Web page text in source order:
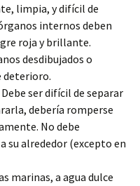
limpia, y difícil de
internos deben
roja y brillante.
desdibujados o
deterioro.
Debe ser difícil de separar
debería romperse
No debe
su alrededor (excepto en
marinas, a agua dulce